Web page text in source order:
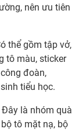
nên ưu tiên
thể gồm tập vở,
tô màu, sticker
đoàn,
tiểu học.
là nhóm quà
tô mặt nạ, bộ